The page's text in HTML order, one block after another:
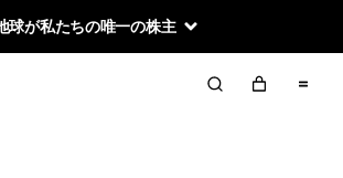
球が私たちの唯一の株主